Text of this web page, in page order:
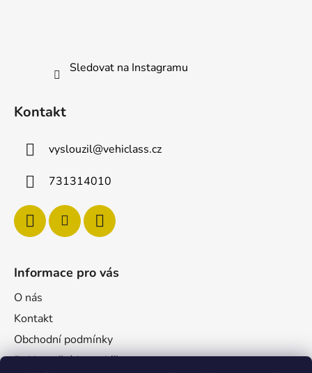
Sledovat na Instagramu
Kontakt
vyslouzil@vehiclass.cz
731314010
Informace pro vás
O nás
Kontakt
Obchodní podmínky
Reklamační formulář